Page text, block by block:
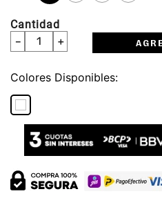
Cantidad
＋
－
Colores